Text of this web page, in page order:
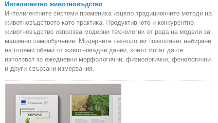
Интелигентно животновъдство
Интелигентните системи промениха изцяло традиционните методи на
животновъдството като практика. Продуктивното и конкурентно
животновъдство използва модерни технологии от рода на модели за
машинно самообучение. Модерните технологии позволяват набиране
на големи обеми от животновъдни данни, които могат да се
използват за ежедневни морфологични, физиологични, фенологични
и други свързани измервания.